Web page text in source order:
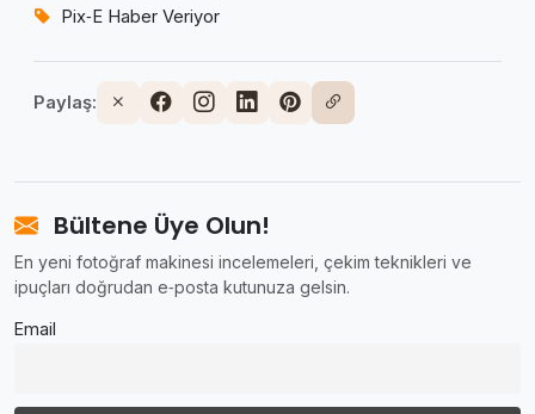
Pix‑E Haber Veriyor
Paylaş:
Bültene Üye Olun!
En yeni fotoğraf makinesi incelemeleri, çekim teknikleri ve
ipuçları doğrudan e‑posta kutunuza gelsin.
Email